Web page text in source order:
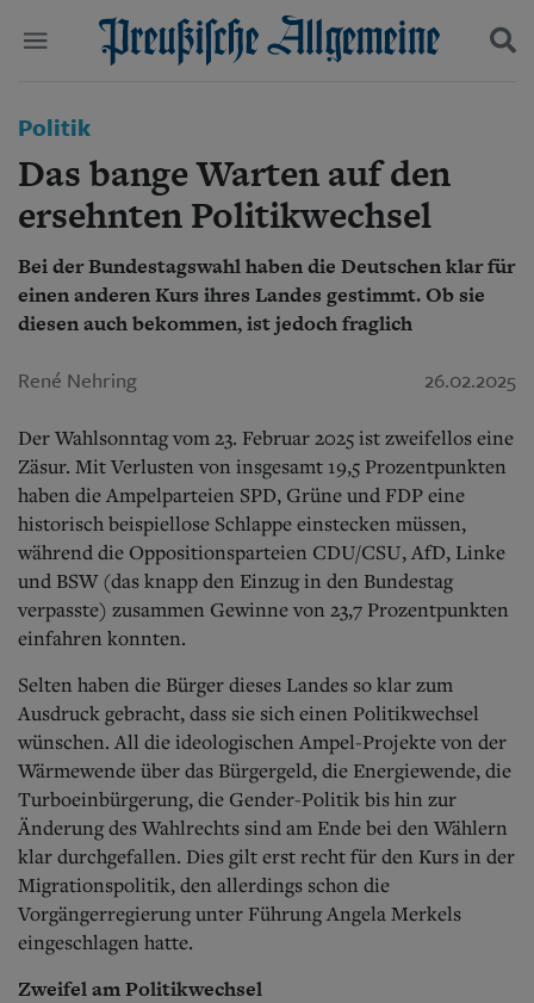
Start
Wer wir sind
Aktuelle Ausgabe
Abonnenten-Login
Abonnent werden
Abo Prämien
Wirtschaft
Panorama
Gesellschaft
Leben
Geschichte
Ostpreußen
Pommern
Bücher
Kontakt
Impressum
Datenschutz
Suchen und finden
Politik
Das bange Warten auf den
ersehnten Politikwechsel
Bei der Bundestagswahl haben die Deutschen klar für
einen anderen Kurs ihres Landes gestimmt. Ob sie
diesen auch bekommen, ist jedoch fraglich
René Nehring 26.02.2025
Der Wahlsonntag vom 23. Februar 2025 ist zweifellos eine
Zäsur. Mit Verlusten von insgesamt 19,5 Prozentpunkten
haben die Ampelparteien SPD, Grüne und FDP eine
historisch beispiellose Schlappe einstecken müssen,
während die Oppositionsparteien CDU/CSU, AfD, Linke
und BSW (das knapp den Einzug in den Bundestag
verpasste) zusammen Gewinne von 23,7 Prozentpunkten
einfahren konnten.
Selten haben die Bürger dieses Landes so klar zum
Ausdruck gebracht, dass sie sich einen Politikwechsel
wünschen. All die ideologischen Ampel-Projekte von der
Wärmewende über das Bürgergeld, die Energiewende, die
Turboeinbürgerung, die Gender-Politik bis hin zur
Änderung des Wahlrechts sind am Ende bei den Wählern
klar durchgefallen. Dies gilt erst recht für den Kurs in der
Migrationspolitik, den allerdings schon die
Vorgängerregierung unter Führung Angela Merkels
eingeschlagen hatte.
Zweifel am Politikwechsel